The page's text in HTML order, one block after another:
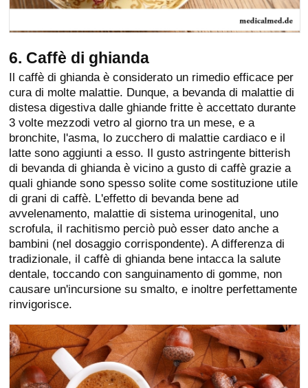
6. Caffè di ghianda
Il caffè di ghianda è considerato un rimedio efficace per
cura di molte malattie. Dunque, a bevanda di malattie di
distesa digestiva dalle ghiande fritte è accettato durante
3 volte mezzodi vetro al giorno tra un mese, e a
bronchite, l'asma, lo zucchero di malattie cardiaco e il
latte sono aggiunti a esso. Il gusto astringente bitterish
di bevanda di ghianda è vicino a gusto di caffè grazie a
quali ghiande sono spesso solite come sostituzione utile
di grani di caffè. L'effetto di bevanda bene ad
avvelenamento, malattie di sistema urinogenital, uno
scrofula, il rachitismo perciò può esser dato anche a
bambini (nel dosaggio corrispondente). A differenza di
tradizionale, il caffè di ghianda bene intacca la salute
dentale, toccando con sanguinamento di gomme, non
causare un'incursione su smalto, e inoltre perfettamente
rinvigorisce.